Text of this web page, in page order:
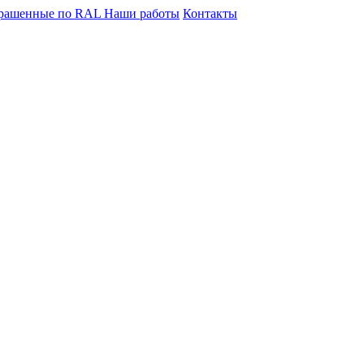
по RAL Наши работы Контакты